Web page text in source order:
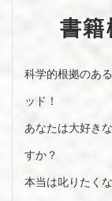
書籍
科学的根拠のあ
ッド！
あなたは大好き
すか？
本当は叱りたく